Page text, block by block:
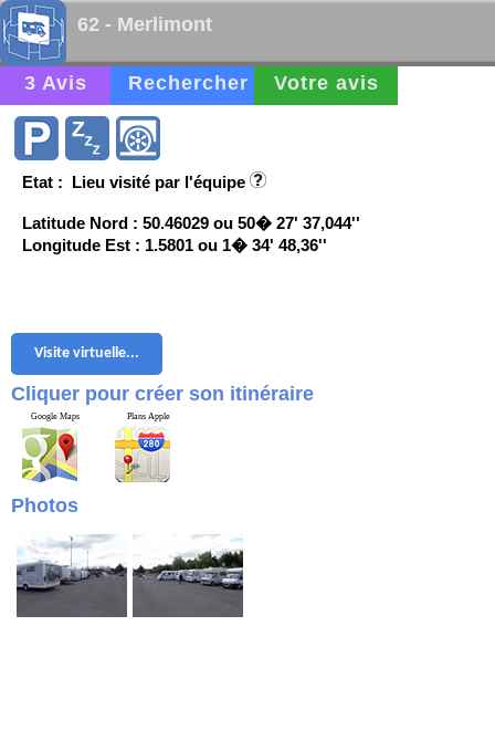
62 - Merlimont
3 Avis Rechercher Votre avis
Etat : Lieu visité par l'équipe
Latitude Nord : 50.46029 ou 50� 27' 37,044''
Longitude Est : 1.5801 ou 1� 34' 48,36''
Visite virtuelle...
Cliquer pour créer son itinéraire
Google Maps Plans Apple
Photos